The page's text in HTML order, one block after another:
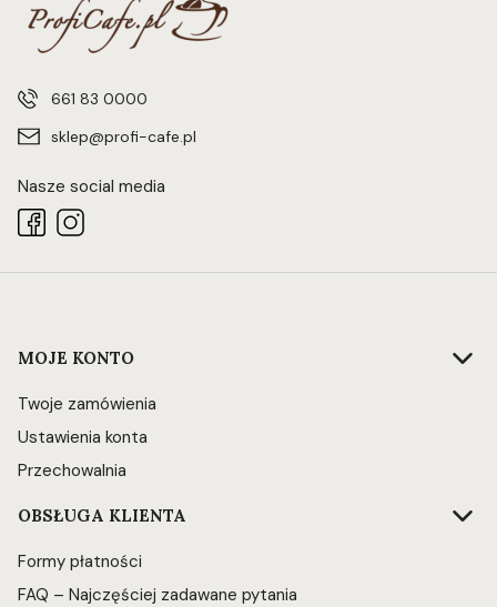
661 83 0000
sklep@profi-cafe.pl
Nasze social media
Linki w stopce
MOJE KONTO
Twoje zamówienia
Ustawienia konta
Przechowalnia
OBSŁUGA KLIENTA
Formy płatności
FAQ – Najczęściej zadawane pytania